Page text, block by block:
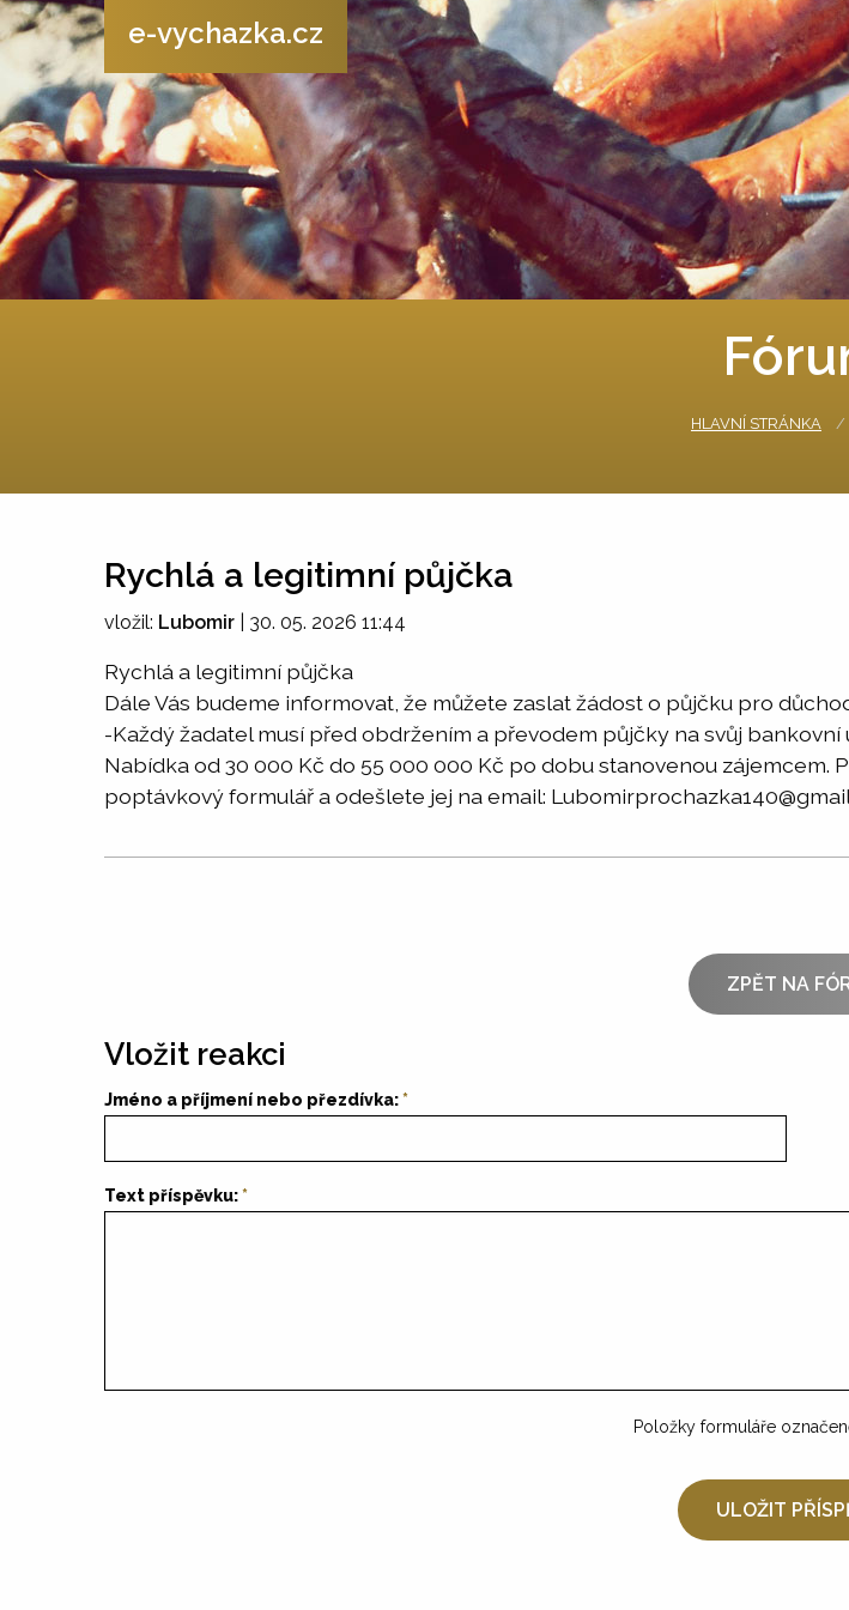
e-vychazka.cz
HLAVNÍ STRÁNKA
Rychlá a legitimní půjčka
vložil: Lubomir 30. 05. 2026 11:44
Rychlá a legitimní půjčka
Dále Vás budeme informovat, že můžete zaslat žádost o půjčku pro
-Každý žadatel musí před obdržením a převodem půjčky na svůj
Nabídka od 30 000 Kč do 55 000 000 Kč po dobu stanovenou zájemcem.
poptávkový formulář a odešlete jej na email:
ZPĚT NA
Vložit reakci
Jméno a příjmení nebo přezdívka:
Text příspěvku:
Položky formuláře